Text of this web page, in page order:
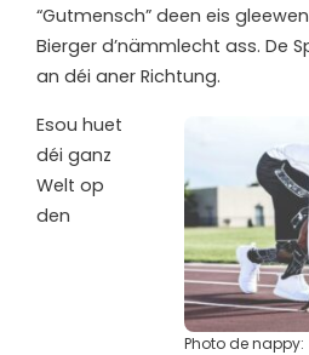
“Gutmensch” deen eis
Bierger d’nämmlecht ass. De
an déi aner Richtung.
Photo de nappy:
Esou huet
déi ganz
Welt op
den